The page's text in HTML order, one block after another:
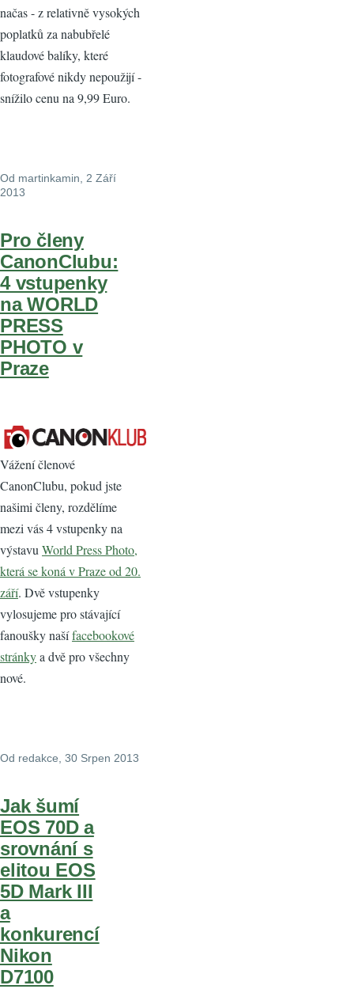
načas - z relativně vysokých
poplatků za nabubřelé
klaudové balíky, které
fotografové nikdy nepoužijí -
snížilo cenu na 9,99 Euro.
Od martinkamin, 2 Září
2013
Pro členy
CanonClubu:
4 vstupenky
na WORLD
PRESS
PHOTO v
Praze
Vážení členové
CanonClubu, pokud jste
našimi členy, rozdělíme
mezi vás 4 vstupenky na
výstavuWorld Press Photo,
která se koná v Praze od 20.
září. Dvě vstupenky
vylosujeme pro stávající
fanoušky našífacebookové
stránkya dvě pro všechny
nové.
Od redakce, 30 Srpen 2013
Jak šumí
EOS 70D a
srovnání s
elitou EOS
5D Mark III
a
konkurencí
Nikon
D7100